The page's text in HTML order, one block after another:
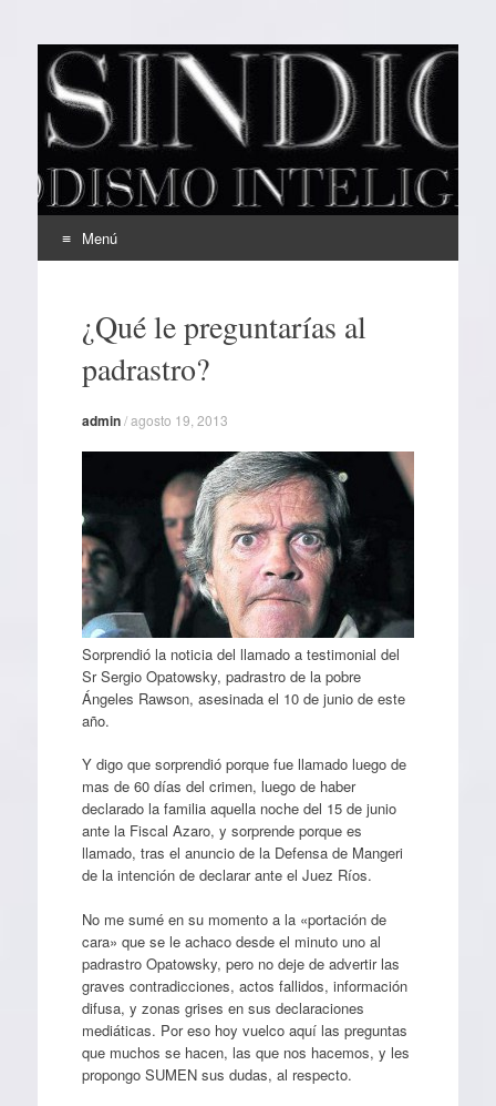
EL SINDICAL
Periodismo Inteligente
Menú
contenido¿Qué le preguntarías al
padrastro?
admin/agosto 19, 2013
Sorprendió la noticia del llamado a testimonial del
Sr Sergio Opatowsky, padrastro de la pobre
Ángeles Rawson, asesinada el 10 de junio de este
año.
Y digo que sorprendió porque fue llamado luego de
mas de 60 días del crimen, luego de haber
declarado la familia aquella noche del 15 de junio
ante la Fiscal Azaro, y sorprende porque es
llamado, tras el anuncio de la Defensa de Mangeri
de la intención de declarar ante el Juez Ríos.
No me sumé en su momento a la «portación de
cara» que se le achaco desde el minuto uno al
padrastro Opatowsky, pero no deje de advertir las
graves contradicciones, actos fallidos, información
difusa, y zonas grises en sus declaraciones
mediáticas. Por eso hoy vuelco aquí las preguntas
que muchos se hacen, las que nos hacemos, y les
propongo SUMEN sus dudas, al respecto.